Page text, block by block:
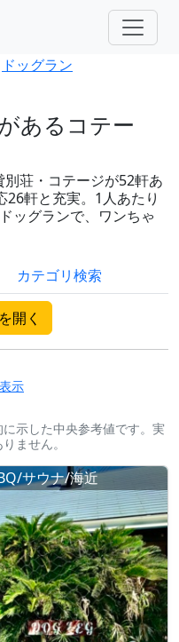
ドッグラン
あるコテー
荘・コテージが52軒あ
26軒と充実。1人あたり
ッグランで、ワンちゃ
カテゴリ検索
開く
示
示した中央参考値です。実
ません。
サウナ/海近